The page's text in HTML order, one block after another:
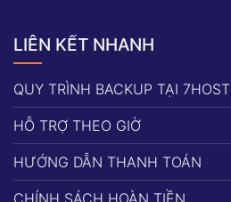
LIÊN KẾT NHANH
QUY TRÌNH BACKUP TẠI 7HOST
HỖ TRỢ THEO GIỜ
HƯỚNG DẪN THANH TOÁN
CHÍNH SÁCH HOÀN TIỀN